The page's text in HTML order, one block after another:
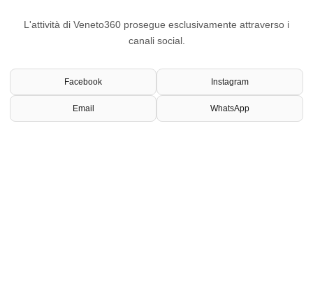
L'attività di Veneto360 prosegue esclusivamente attraverso i
canali social.
Facebook Instagram
Email WhatsApp